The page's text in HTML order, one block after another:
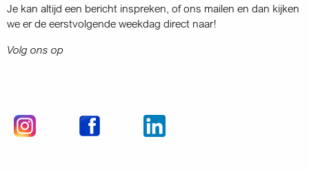
Je kan altijd een bericht inspreken, of ons mailen en dan kijken
we er de eerstvolgende weekdag direct naar!
Volg ons op